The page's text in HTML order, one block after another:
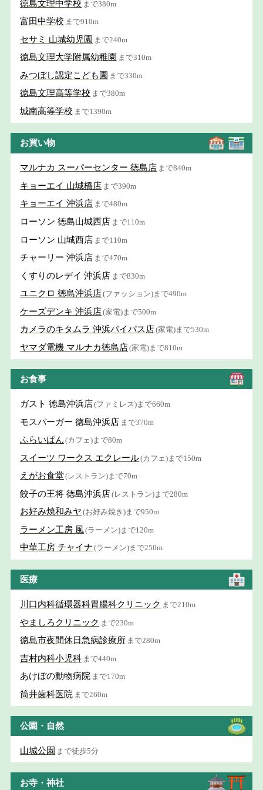
徳島文理中学校 まで380m
富田中学校 まで910m
セサミ 山城幼児園 まで240m
徳島文理大学附属幼稚園 まで310m
みつぼし認定こども園 まで330m
徳島文理高等学校 まで380m
城南高等学校 まで1390m
お買い物
マルナカ スーパーセンター 徳島店 まで840m
キョーエイ 山城橋店 まで390m
キョーエイ 沖浜店 まで480m
ローソン 徳島山城西店 まで110m
ローソン 山城西店 まで110m
チャーリー 沖浜店 まで470m
くすりのレデイ 沖浜店 まで830m
ユニクロ 徳島沖浜店(ファッション)まで490m
ケーズデンキ 沖浜店(家電)まで500m
カメラのキタムラ 沖浜バイパス店(家電)まで530m
ヤマダ電機 マルナカ徳島店(家電)まで810m
お食事
ガスト 徳島沖浜店(ファミレス)まで660m
モスバーガー 徳島沖浜店 まで370m
ふらいぱん (カフェ)まで80m
スイーツ ワークス エクレール(カフェ)まで150m
えがお食堂(レストラン)まで70m
餃子の王将 徳島沖浜店(レストラン)まで280m
お好み焼和みヤ (お好み焼き)まで950m
ラーメン工房 風(ラーメン)まで120m
中華工房 チャイナ (ラーメン)まで250m
医療
川口内科循環器科胃腸科クリニック まで210m
やましろクリニック まで230m
徳島市夜間休日急病診療所 まで280m
吉村内科小児科 まで440m
あけぼの動物病院 まで170m
筒井歯科医院 まで260m
公園・自然
山城公園 まで徒歩5分
お寺・神社